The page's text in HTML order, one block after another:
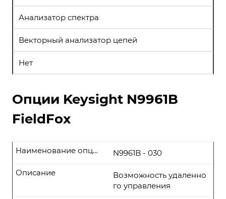
Анализатор спектра
Векторный анализатор цепей
Нет
Опции Keysight N9961B
FieldFox
N9961B - 030
Наименование опции
Возможность удаленно
го управления
Описание